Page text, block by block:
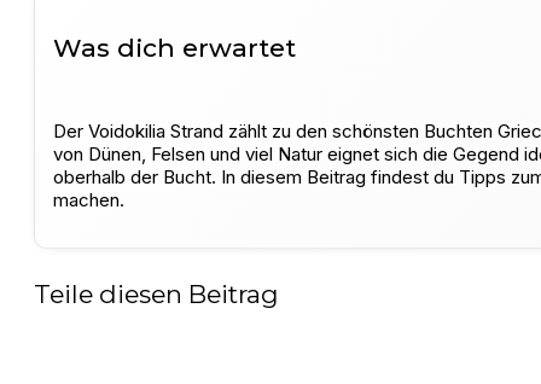
Was dich erwartet
Der Voidokilia Strand zählt zu den schönsten Buchten
von Dünen, Felsen und viel Natur eignet sich die Gegend
oberhalb der Bucht. In diesem Beitrag findest du Tipps
machen.
Teile diesen Beitrag